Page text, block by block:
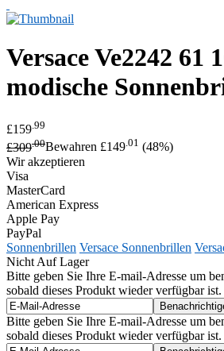
VersaceVe2242 61
modische
£159 .99
£309.00Bewahren £149.01 (48%)
Wir akzeptieren
Visa
MasterCard
American Express
Apple Pay
PayPal
Sonnenbrillen Versace Sonnenbrillen
Nicht Auf Lager
Bitte geben Sie Ihre E-mail-Adresse um
sobald dieses Produkt wieder verfügbar ist.
Bitte geben Sie Ihre E-mail-Adresse um
sobald dieses Produkt wieder verfügbar ist.